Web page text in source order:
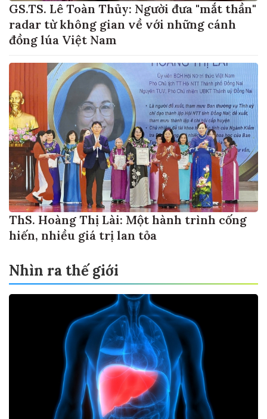
GS.TS. Lê Toàn Thủy: Người đưa "mắt thần"
radar từ không gian về với những cánh
đồng lúa Việt Nam
ThS. Hoàng Thị Lài: Một hành trình cống
hiến, nhiều giá trị lan tỏa
Nhìn ra thế giới